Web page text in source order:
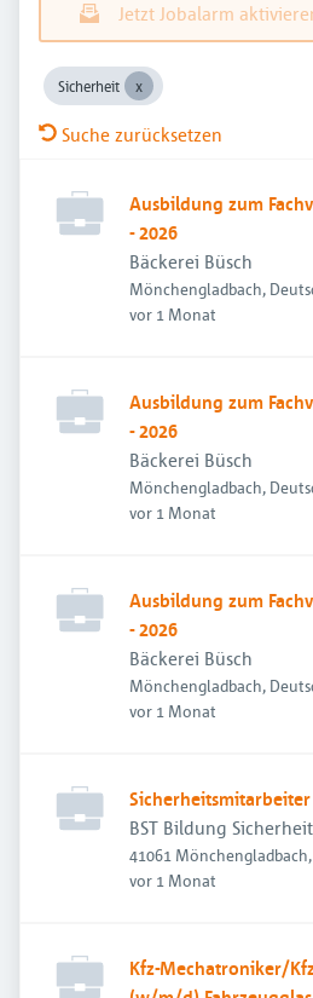
Jetzt Jobalarm
Sicherheit
Suche zurücksetzen
Ausbildung zum
- 2026
Bäckerei Büsch
Mönchengladbach,
Veröffentlicht
vor 1 Monat
Ausbildung zum
- 2026
Bäckerei Büsch
Mönchengladbach,
Veröffentlicht
vor 1 Monat
Ausbildung zum
- 2026
Bäckerei Büsch
Mönchengladbach,
Veröffentlicht
vor 1 Monat
BST Bildung
41061
Veröffentlicht
vor 1 Monat
Kfz-Mechatroniker/